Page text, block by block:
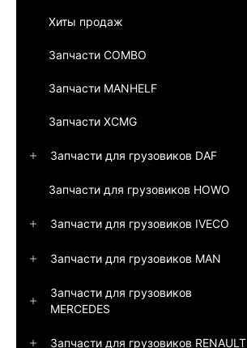
Хиты продаж
Запчасти COMBO
Запчасти MANHELF
Запчасти XCMG
Запчасти для грузовиков DAF
Запчасти для грузовиков HOWO
Запчасти для грузовиков IVECO
Запчасти для грузовиков MAN
Запчасти для грузовиков
MERCEDES
Запчасти для грузовиков RENAULT